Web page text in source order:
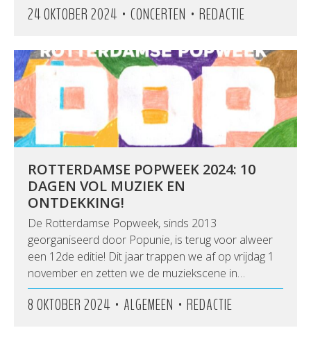
24 OKTOBER 2024 • CONCERTEN • REDACTIE
ROTTERDAMSE POPWEEK 2024: 10
DAGEN VOL MUZIEK EN
ONTDEKKING!
De Rotterdamse Popweek, sinds 2013
georganiseerd door Popunie, is terug voor alweer
een 12de editie! Dit jaar trappen we af op vrijdag 1
november en zetten we de muziekscene in…
8 OKTOBER 2024 • ALGEMEEN • REDACTIE